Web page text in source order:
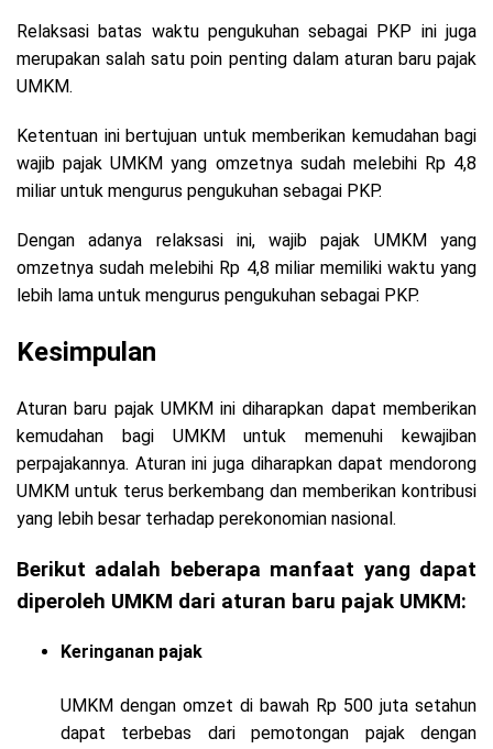
Relaksasi batas waktu pengukuhan sebagai PKP ini juga
merupakan salah satu poin penting dalam aturan baru pajak
UMKM.
Ketentuan ini bertujuan untuk memberikan kemudahan bagi
wajib pajak UMKM yang omzetnya sudah melebihi Rp 4,8
miliar untuk mengurus pengukuhan sebagai PKP.
Dengan adanya relaksasi ini, wajib pajak UMKM yang
omzetnya sudah melebihi Rp 4,8 miliar memiliki waktu yang
lebih lama untuk mengurus pengukuhan sebagai PKP.
Kesimpulan
Aturan baru pajak UMKM ini diharapkan dapat memberikan
kemudahan bagi UMKM untuk memenuhi kewajiban
perpajakannya. Aturan ini juga diharapkan dapat mendorong
UMKM untuk terus berkembang dan memberikan kontribusi
yang lebih besar terhadap perekonomian nasional.
Berikut adalah beberapa manfaat yang dapat
diperoleh UMKM dari aturan baru pajak UMKM:
Keringanan pajak
UMKM dengan omzet di bawah Rp 500 juta setahun
dapat terbebas dari pemotongan pajak dengan